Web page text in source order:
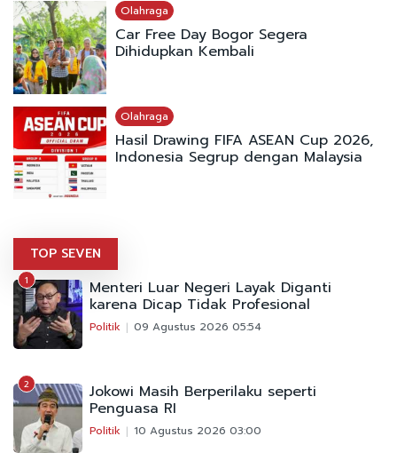
Olahraga
Car Free Day Bogor Segera
Dihidupkan Kembali
Olahraga
Hasil Drawing FIFA ASEAN Cup 2026,
Indonesia Segrup dengan Malaysia
TOP SEVEN
1 Menteri Luar Negeri Layak Diganti
karena Dicap Tidak Profesional
Politik 09 Agustus 2026 05:54
2 Jokowi Masih Berperilaku seperti
Penguasa RI
Politik 10 Agustus 2026 03:00